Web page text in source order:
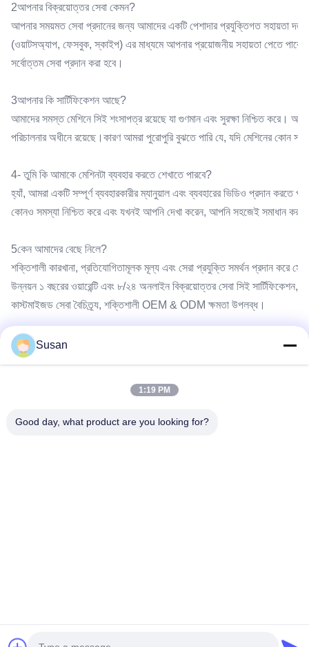
2আপনার বিক্রয়োত্তর সেবা কেমন?
আপনার সময়মত সেবা প্রদানের জন্য আমাদের একটি পেশাদার প্রযুক্তিগত সহায়তা
(ওয়াটসঅ্যাপ, ফেসবুক, স্কাইপ) এর মাধ্যমে আপনার প্রয়োজনীয় সহায়তা পেতে
সর্বোত্তম সেবা প্রদান করা হবে।
3আপনার কি সার্টিফিকেশন আছে?
আমাদের সমস্ত মেশিনে সিই শংসাপত্র রয়েছে যা গুণমান এবং সুরক্ষা নিশ্চিত করে।
পরিচালনার অধীনে রয়েছে।কারণ আমরা পুরোপুরি বুঝতে পারি যে, যদি মেশিনের কোন
4- তুমি কি আমাকে মেশিনটা ব্যবহার করতে শেখাতে পারবে?
হ্যাঁ, আমরা একটি সম্পূর্ণ ব্যবহারকারীর ম্যানুয়াল এবং ব্যবহারের ভিডিও প্রদান করতে
কোনও সমস্যা নিশ্চিত করে এবং যখনই আপনি দেখা করেন, আপনি সহজেই সমাধান করতে
5কেন আমাদের বেছে নিলে?
শক্তিশালী কারখানা, প্রতিযোগিতামূলক মূল্য এবং সেরা প্রযুক্তি সমর্থন প্রদান করে
উন্নয়ন ১ বছরের ওয়ারেন্টি এবং ৮/২৪ অনলাইন বিক্রয়োত্তর সেবা সিই সার্টিফিকেশন,
কাস্টমাইজড সেবা বৈচিত্র্য, শক্তিশালী OEM & ODM ক্ষমতা উপলব্ধ।
আধা-স্বয়ংক্রিয় পিইটি বোতল ফুঁ মেশিন বোতল তৈরির মেশিন বোতল ছাঁচনির্মাণ মেশিন
পাত্রে এবং বোতলগুলির জন্য উপযুক্ত।
ট্যাগ: ডায়োড চুল অপসারণ লেজার মেশিন ডায়োড লেজারের চুল অপসারণ ডিভাইস
Susan
1:19 PM
Good day, what product are you looking for?